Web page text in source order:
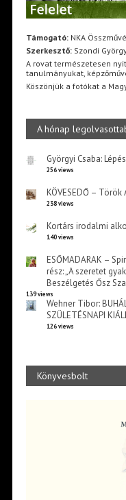
Támogató:NKA
Szerkesztő:Szondi
A rovat természetesen
tanulmányukat,
Köszönjük a fotókat a
A hónap
Györgyi Csaba:
256 views
KÖVESEDŐ – Török
238 views
Kortárs irodalmi
140 views
ESŐMADARAK –
rész: „A szeretet
Beszélgetés Ősz
139 views
Wehner Tibor:
SZÜLETÉSNAPI
126 views
Könyvesbolt